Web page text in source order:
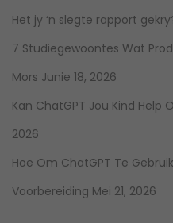
Het jy ‘n slegte rapport
7 Studiegewoontes Wat
Mors Junie 18, 2026
Kan ChatGPT Jou Kind Help
2026
Hoe Om ChatGPT Te
Voorbereiding Mei 21, 2026